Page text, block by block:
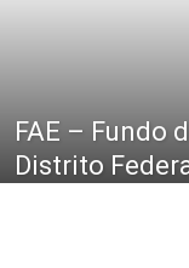
FAE – Fundo
Distrito